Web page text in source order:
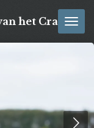
het